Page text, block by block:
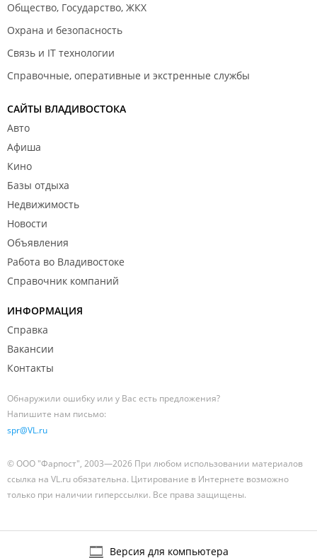
Общество, Государство, ЖКХ
Охрана и безопасность
Связь и IT технологии
Справочные, оперативные и экстренные службы
САЙТЫ ВЛАДИВОСТОКА
Авто
Афиша
Кино
Базы отдыха
Недвижимость
Новости
Объявления
Работа во Владивостоке
Справочник компаний
ИНФОРМАЦИЯ
Справка
Вакансии
Контакты
Обнаружили ошибку или у Вас есть предложения?
Напишите нам письмо:
spr@VL.ru
© ООО "Фарпост", 2003—2026 При любом использовании материалов
ссылка на VL.ru обязательна. Цитирование в Интернете возможно
только при наличии гиперссылки. Все права защищены.
Версия для компьютера